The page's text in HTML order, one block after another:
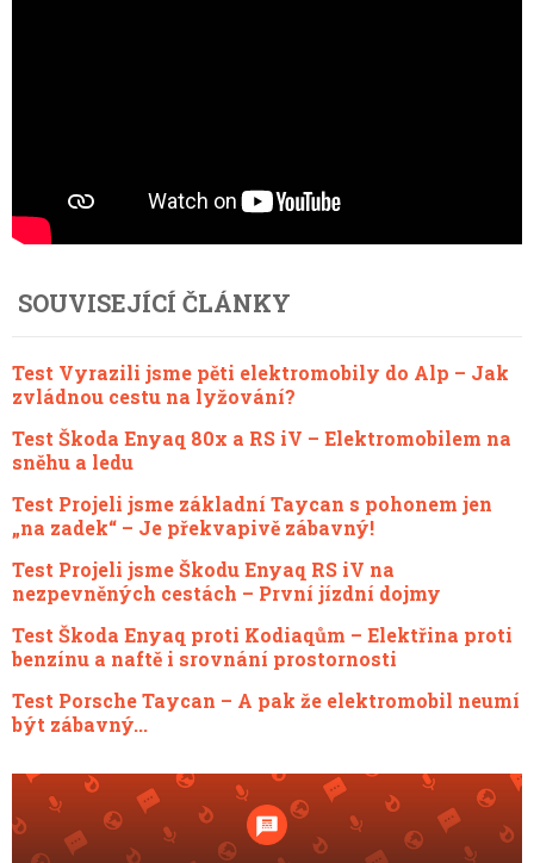
SOUVISEJÍCÍ ČLÁNKY
Test Vyrazili jsme pěti elektromobily do Alp – Jak
zvládnou cestu na lyžování?
Test Škoda Enyaq 80x a RS iV – Elektromobilem na
sněhu a ledu
Test Projeli jsme základní Taycan s pohonem jen
„na zadek“ – Je překvapivě zábavný!
Test Projeli jsme Škodu Enyaq RS iV na
nezpevněných cestách – První jízdní dojmy
Test Škoda Enyaq proti Kodiaqům – Elektřina proti
benzínu a naftě i srovnání prostornosti
Test Porsche Taycan – A pak že elektromobil neumí
být zábavný...